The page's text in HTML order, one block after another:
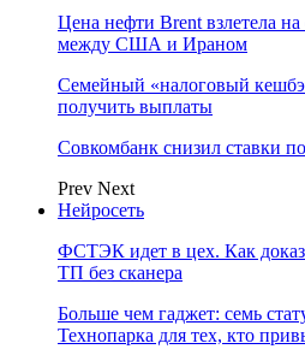
Цена нефти Brent взлетела
между США и Ираном
Семейный «налоговый
получить выплаты
Совкомбанк снизил ставки
Prev Next
Нейросеть
ФСТЭК идет в цех. Как
ТП без сканера
Больше чем гаджет: семь
Технопарка для тех, кто